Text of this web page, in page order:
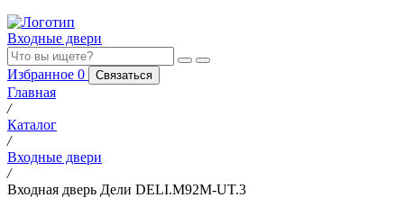
Входные двери
Избранное 0 Связаться
Главная
/
Каталог
/
Входные двери
/
Входная дверь Дели DELI.M92M-UT.3